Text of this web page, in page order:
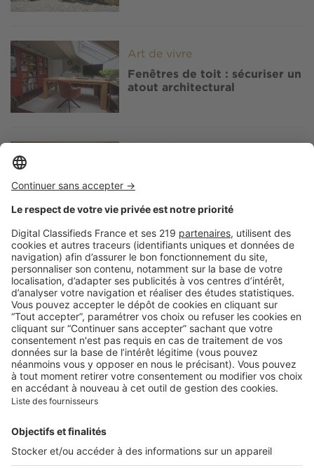
Image
Art de vivre
Fenêtres de toit : sécuriser un
atout architectural
Image
vous réveillez fatigué ? Vos
fenêtres de toit peuvent en
être la cause
Image Art de vivre
Comment bien choisir son
linge de lit ? Le guide
complet pour allier confort,
qualité et style
Image Art de vivre
Contrat d'électricité : quelle